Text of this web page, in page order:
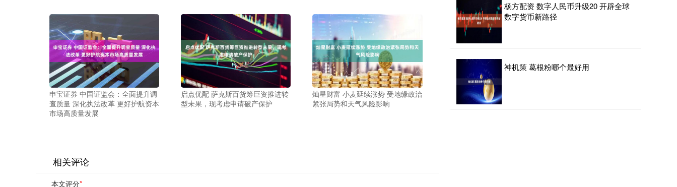
申宝证券 中国证监会：全面提升调
查质量 深化执法改革 更好护航资本
市场高质量发展
启点优配 萨克斯百货筹巨资推进转
型未果，现考虑申请破产保护
灿星财富 小麦延续涨势 受地缘政治
紧张局势和天气风险影响
相关评论
本文评分*
杨方配资 数字人民币升级20 开辟全球
数字货币新路径
神机策 葛根粉哪个最好用